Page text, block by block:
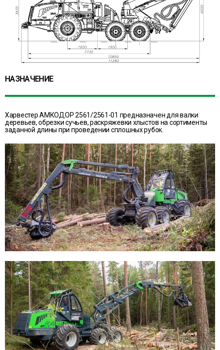
НАЗНАЧЕНИЕ
Харвестер АМКОДОР 2561/2561-01 предназначен для валки
деревьев, обрезки сучьев, раскряжевки хлыстов на сортименты
заданной длины при проведении сплошных рубок.